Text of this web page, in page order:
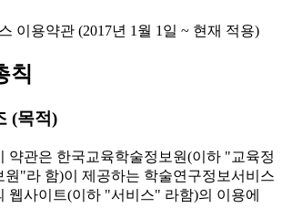
이용약관 (2017년 1월 1일 ~ 현재 적용)
칙
(목적)
약관은 한국교육학술정보원(이하 "교육정
원"라 함)이 제공하는 학술연구정보서비스
웹사이트(이하 "서비스" 라함)의 이용에